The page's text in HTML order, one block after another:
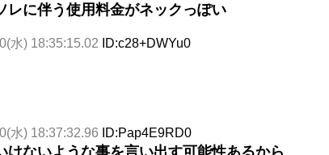
レに伴う使用料金がネックっぽい
水) 18:35:15.02 ID:c28+DWYu0
水) 18:37:32.96 ID:Pap4E9RD0